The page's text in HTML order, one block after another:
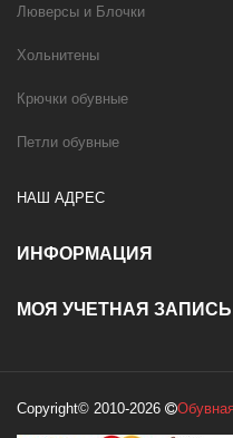
Люверсы и Блочки
Хольнитены
Крючки обувные
Петли обувные
НАШ АДРЕС
ИНФОРМАЦИЯ
МОЯ УЧЕТНАЯ ЗАПИСЬ
Copyright© 2010-2026